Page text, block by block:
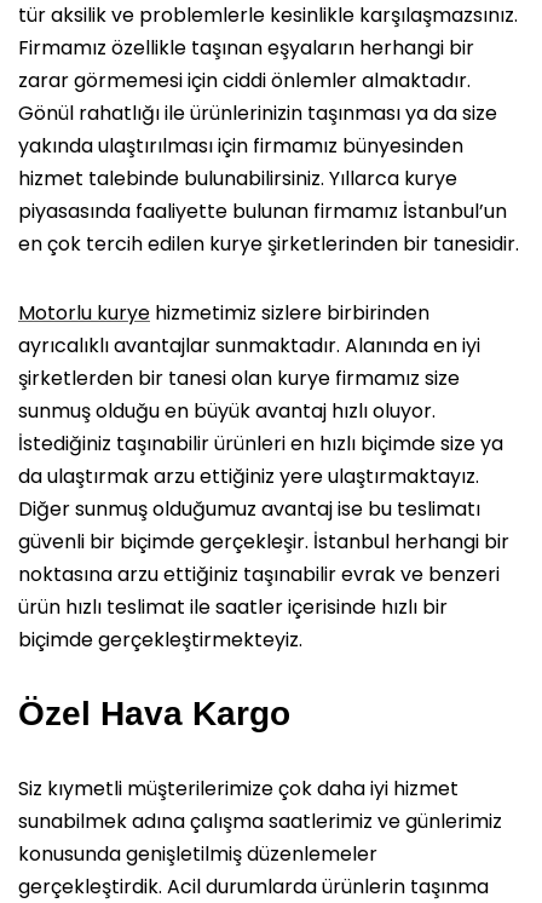
tür aksilik ve problemlerle kesinlikle karşılaşmazsınız.
Firmamız özellikle taşınan eşyaların herhangi bir
zarar görmemesi için ciddi önlemler almaktadır.
Gönül rahatlığı ile ürünlerinizin taşınması ya da size
yakında ulaştırılması için firmamız bünyesinden
hizmet talebinde bulunabilirsiniz. Yıllarca kurye
piyasasında faaliyette bulunan firmamız İstanbul’un
en çok tercih edilen kurye şirketlerinden bir tanesidir.
Motorlu kurye hizmetimiz sizlere birbirinden
ayrıcalıklı avantajlar sunmaktadır. Alanında en iyi
şirketlerden bir tanesi olan kurye firmamız size
sunmuş olduğu en büyük avantaj hızlı oluyor.
İstediğiniz taşınabilir ürünleri en hızlı biçimde size ya
da ulaştırmak arzu ettiğiniz yere ulaştırmaktayız.
Diğer sunmuş olduğumuz avantaj ise bu teslimatı
güvenli bir biçimde gerçekleşir. İstanbul herhangi bir
noktasına arzu ettiğiniz taşınabilir evrak ve benzeri
ürün hızlı teslimat ile saatler içerisinde hızlı bir
biçimde gerçekleştirmekteyiz.
Özel Hava Kargo
Siz kıymetli müşterilerimize çok daha iyi hizmet
sunabilmek adına çalışma saatlerimiz ve günlerimiz
konusunda genişletilmiş düzenlemeler
gerçekleştirdik. Acil durumlarda ürünlerin taşınma